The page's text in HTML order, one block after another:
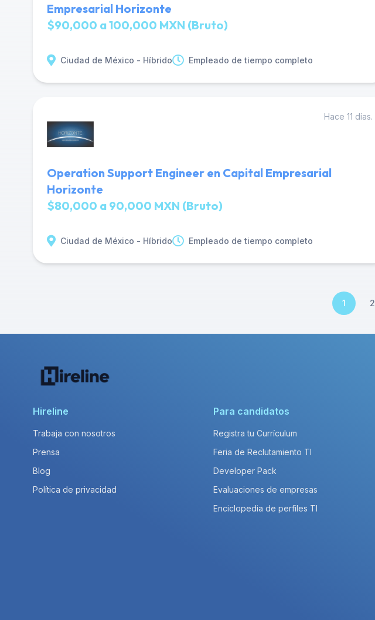
Empresarial Horizonte
$90,000 a 100,000 MXN (Bruto)
Ciudad de México - Híbrido Empleado de tiempo completo
Hace 11 días.
Operation Support Engineer en Capital Empresarial
Horizonte
$80,000 a 90,000 MXN (Bruto)
Ciudad de México - Híbrido Empleado de tiempo completo
1 2
Hireline
Trabaja con nosotros
Prensa
Blog
Política de privacidad
Para candidatos
Registra tu Currículum
Feria de Reclutamiento TI
Developer Pack
Evaluaciones de empresas
Enciclopedia de perfiles TI